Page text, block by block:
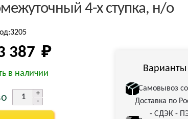
4-х ступка, н/о
387 ₽
в наличии Варианты
Самовывоз
Доставка по
- СДЭК -